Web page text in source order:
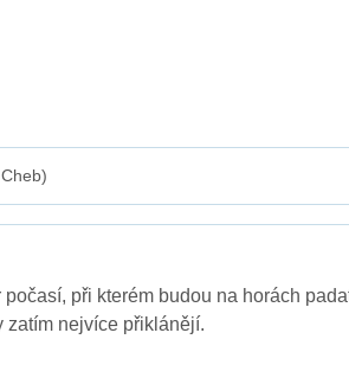
při kterém budou na horách
zatím nejvíce přiklánějí.